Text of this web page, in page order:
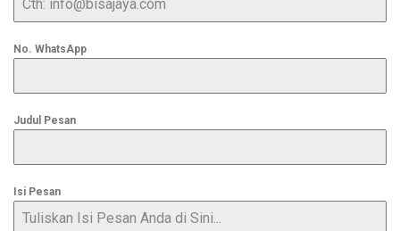
No. WhatsApp
Judul Pesan
Isi Pesan